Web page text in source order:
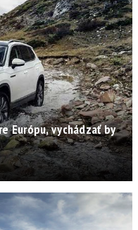
Európu, vychádzať by